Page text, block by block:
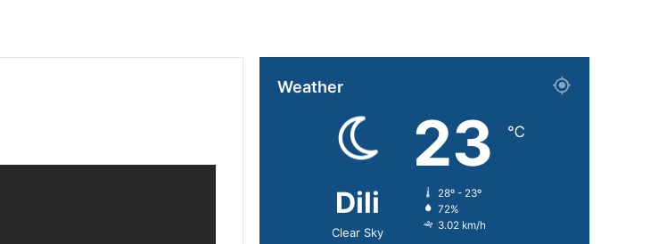
Weather
Dili
Clear Sky
23 ℃
28º - 23º
72%
3.02 km/h